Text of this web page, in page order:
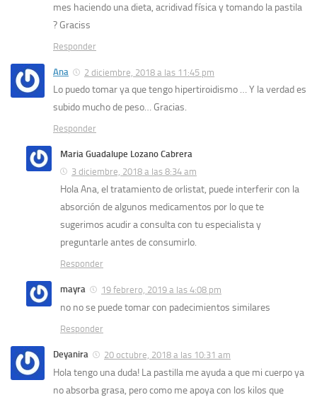
mes haciendo una dieta, acridivad física y tomando la pastila
? Graciss
Responder
Ana 2 diciembre, 2018 a las 11:45 pm
Lo puedo tomar ya que tengo hipertiroidismo … Y la verdad es
subido mucho de peso… Gracias.
Responder
Maria Guadalupe Lozano Cabrera
3 diciembre, 2018 a las 8:34 am
Hola Ana, el tratamiento de orlistat, puede interferir con la
absorción de algunos medicamentos por lo que te
sugerimos acudir a consulta con tu especialista y
preguntarle antes de consumirlo.
Responder
mayra 19 febrero, 2019 a las 4:08 pm
no no se puede tomar con padecimientos similares
Responder
Deyanira 20 octubre, 2018 a las 10:31 am
Hola tengo una duda! La pastilla me ayuda a que mi cuerpo ya
no absorba grasa, pero como me apoya con los kilos que